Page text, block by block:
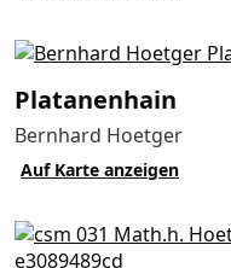
Platanen­hain
Bernhard Hoetger
Auf Karte anzeigen